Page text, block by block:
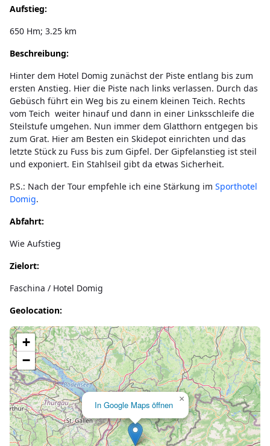
Aufstieg:
650 Hm; 3.25 km
Beschreibung:
Hinter dem Hotel Domig zunächst der Piste entlang bis zum
ersten Anstieg. Hier die Piste nach links verlassen. Durch das
Gebüsch führt ein Weg bis zu einem kleinen Teich. Rechts
vom Teich weiter hinauf und dann in einer Linksschleife die
Steilstufe umgehen. Nun immer dem Glatthorn entgegen bis
zum Grat. Hier am Besten ein Skidepot einrichten und das
letzte Stück zu Fuss bis zum Gipfel. Der Gipfelanstieg ist steil
und exponiert. Ein Stahlseil gibt da etwas Sicherheit.
P.S.: Nach der Tour empfehle ich eine Stärkung im Sporthotel
Domig.
Abfahrt:
Wie Aufstieg
Zielort:
Faschina / Hotel Domig
Geolocation:
Lade Karte...
In Google Maps öffnen
×
+
−